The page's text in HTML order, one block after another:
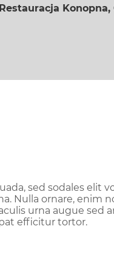
Konopna,
sed sodales elit
Nulla ornare, enim
urna augue sed
efficitur tortor.